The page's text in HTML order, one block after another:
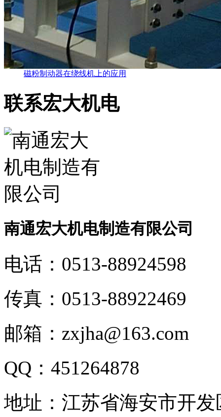
磁粉制动器在绕线机上的应用
联系宏大机电
南通宏大机电制造有限公司
电话： 0513-88924598
传真： 0513-88922469
邮箱： zxjha@163.com
QQ： 451264878
地址： 江苏省海安市开